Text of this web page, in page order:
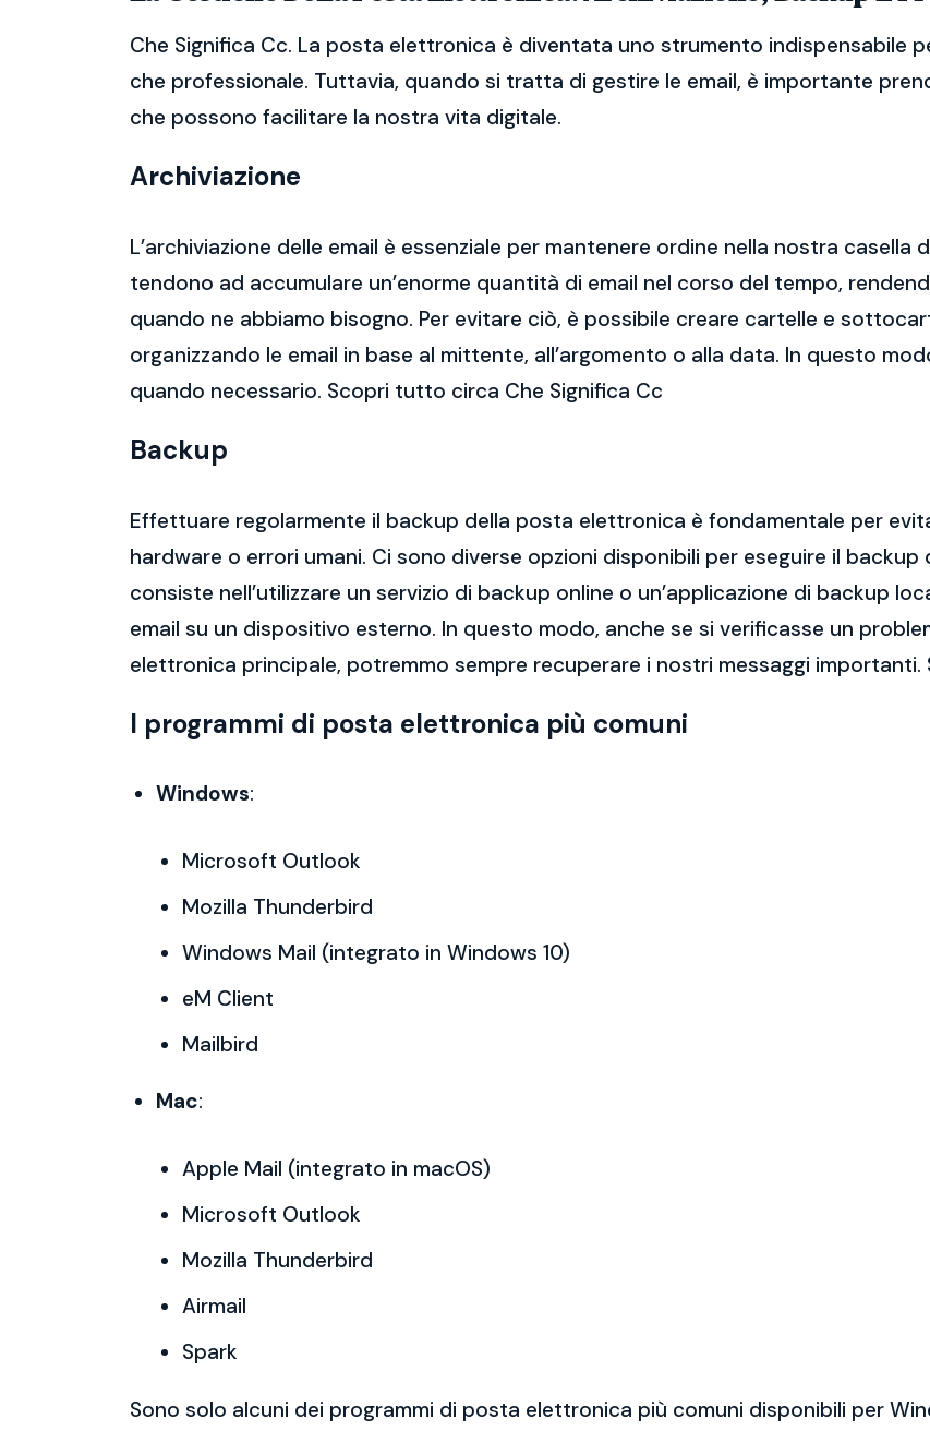
Che Significa Cc. La posta elettronica è diventata uno strumento indispensabile
che professionale. Tuttavia, quando si tratta di gestire le email, è importante
che possono facilitare la nostra vita digitale.
Archiviazione
L’archiviazione delle email è essenziale per mantenere ordine nella nostra
tendono ad accumulare un’enorme quantità di email nel corso del tempo,
quando ne abbiamo bisogno. Per evitare ciò, è possibile creare cartelle e
organizzando le email in base al mittente, all’argomento o alla data. In questo
quando necessario. Scopri tutto circa Che Significa Cc
Backup
Effettuare regolarmente il backup della posta elettronica è fondamentale per
hardware o errori umani. Ci sono diverse opzioni disponibili per eseguire il backup
consiste nell’utilizzare un servizio di backup online o un’applicazione di backup
email su un dispositivo esterno. In questo modo, anche se si verificasse un
elettronica principale, potremmo sempre recuperare i nostri messaggi
I programmi di posta elettronica più comuni
Windows:
Microsoft Outlook
Mozilla Thunderbird
Windows Mail (integrato in Windows 10)
eM Client
Mailbird
Mac:
Apple Mail (integrato in macOS)
Microsoft Outlook
Mozilla Thunderbird
Airmail
Spark
Sono solo alcuni dei programmi di posta elettronica più comuni disponibili per